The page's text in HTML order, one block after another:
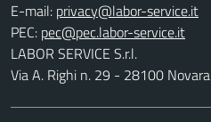
E-mail:
PEC:
LABOR SERVICE S.r.l.
Via A. Righi n. 29 - 28100 Novara